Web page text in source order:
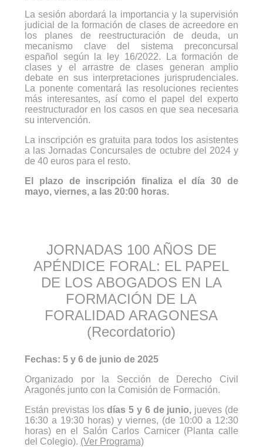
La sesión abordará la importancia y la supervisión
judicial de la formación de clases de acreedore en
los planes de reestructuración de deuda, un
mecanismo clave del sistema preconcursal
español según la ley 16/2022. La formación de
clases y el arrastre de clases generan amplio
debate en sus interpretaciones jurisprudenciales.
La ponente comentará las resoluciones recientes
más interesantes, así como el papel del experto
reestructurador en los casos en que sea necesaria
su intervención.
La inscripción es gratuita para todos los asistentes
a las Jornadas Concursales de octubre del 2024 y
de 40 euros para el resto.
El plazo de inscripción finaliza el día 30 de
mayo, viernes, a las 20:00 horas.
JORNADAS 100 AÑOS DE
APÉNDICE FORAL: EL PAPEL
DE LOS ABOGADOS EN LA
FORMACIÓN DE LA
FORALIDAD ARAGONESA
(Recordatorio)
Fechas: 5 y 6 de junio de 2025
Organizado por la Sección de Derecho Civil
Aragonés junto con la Comisión de Formación.
Están previstas losdías 5 y 6 de junio, jueves (de
16:30 a 19:30 horas) y viernes, (de 10:00 a 12:30
horas) en el Salón Carlos Carnicer (Planta calle
del Colegio). (Ver Programa)